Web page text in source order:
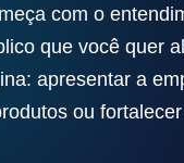
com o
que você quer
apresentar a
ou